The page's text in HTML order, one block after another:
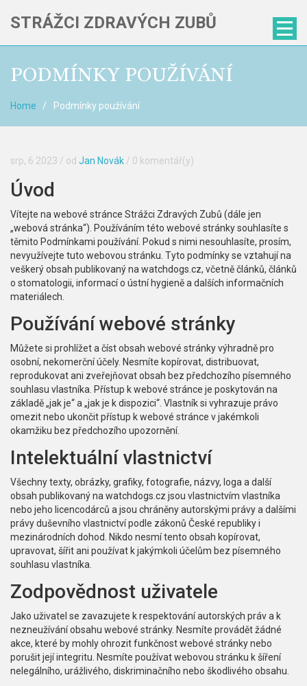
STRÁŽCI ZDRAVÝCH ZUBŮ
PODMÍNKY POUŽÍVÁNÍ
Home Podmínky používání
srp, 6 2023 / od Jan Novák / 0 komentář(y)
Úvod
Vítejte na webové stránce Strážci Zdravých Zubů (dále jen
„webová stránka“). Používáním této webové stránky souhlasíte s
těmito Podmínkami používání. Pokud s nimi nesouhlasíte, prosím,
nevyužívejte tuto webovou stránku. Tyto podmínky se vztahují na
veškerý obsah publikovaný na watchdogs.cz, včetně článků, článků
o stomatologii, informací o ústní hygieně a dalších informačních
materiálech.
Používání webové stránky
Můžete si prohlížet a číst obsah webové stránky výhradně pro
osobní, nekomerční účely. Nesmíte kopírovat, distribuovat,
reprodukovat ani zveřejňovat obsah bez předchozího písemného
souhlasu vlastníka. Přístup k webové stránce je poskytován na
základě „jak je“ a „jak je k dispozici“. Vlastník si vyhrazuje právo
omezit nebo ukončit přístup k webové stránce v jakémkoli
okamžiku bez předchozího upozornění.
Intelektuální vlastnictví
Všechny texty, obrázky, grafiky, fotografie, názvy, loga a další
obsah publikovaný na watchdogs.cz jsou vlastnictvím vlastníka
nebo jeho licencodárců a jsou chráněny autorskými právy a dalšími
právy duševního vlastnictví podle zákonů České republiky i
mezinárodních dohod. Nikdo nesmí tento obsah kopírovat,
upravovat, šířit ani používat k jakýmkoli účelům bez písemného
souhlasu vlastníka.
Zodpovědnost uživatele
Jako uživatel se zavazujete k respektování autorských práv a k
nezneužívání obsahu webové stránky. Nesmíte provádět žádné
akce, které by mohly ohrozit funkčnost webové stránky nebo
porušit její integritu. Nesmíte používat webovou stránku k šíření
nelegálního, urážlivého, diskriminačního nebo škodlivého obsahu.